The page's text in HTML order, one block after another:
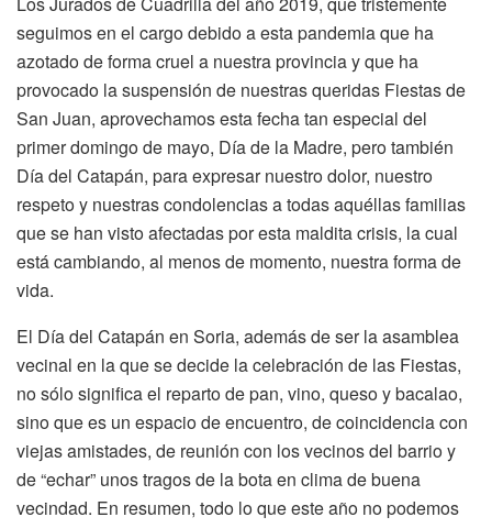
seguimos en el cargo debido a esta pandemia que ha
azotado de forma cruel a nuestra provincia y que ha
provocado la suspensión de nuestras queridas Fiestas de
San Juan, aprovechamos esta fecha tan especial del
primer domingo de mayo, Día de la Madre, pero también
Día del Catapán, para expresar nuestro dolor, nuestro
respeto y nuestras condolencias a todas aquéllas familias
que se han visto afectadas por esta maldita crisis, la cual
está cambiando, al menos de momento, nuestra forma de
vida.
El Día del Catapán en Soria, además de ser la asamblea
vecinal en la que se decide la celebración de las Fiestas,
no sólo significa el reparto de pan, vino, queso y bacalao,
sino que es un espacio de encuentro, de coincidencia con
viejas amistades, de reunión con los vecinos del barrio y
de “echar” unos tragos de la bota en clima de buena
vecindad. En resumen, todo lo que este año no podemos